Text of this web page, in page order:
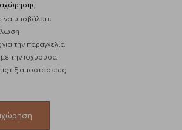
να υποβάλετε
την παραγγελία
την ισχύουσα
εξ αποστάσεως